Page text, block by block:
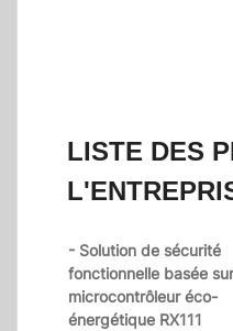
LISTE DES
- Solution de sécurité
fonctionnelle basée
microcontrôleur éco-
énergétique RX111